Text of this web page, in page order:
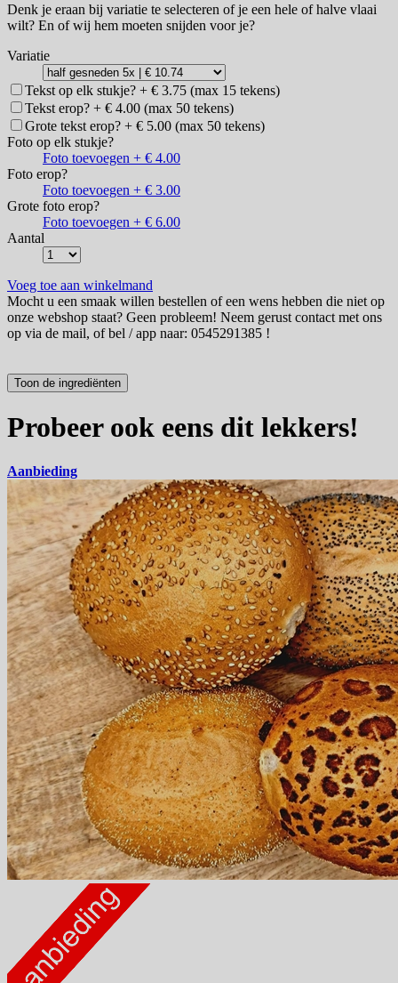
Denk je eraan bij variatie te selecteren of je een hele of halve vlaai
wilt? En of wij hem moeten snijden voor je?
Variatie
Tekst op elk stukje? + € 3.75 (max 15 tekens)
Tekst erop? + € 4.00 (max 50 tekens)
Grote tekst erop? + € 5.00 (max 50 tekens)
Foto op elk stukje?
Foto toevoegen + € 4.00
Foto erop?
Foto toevoegen + € 3.00
Grote foto erop?
Foto toevoegen + € 6.00
Aantal
Voeg toe aan winkelmand
Mocht u een smaak willen bestellen of een wens hebben die niet op
onze webshop staat? Geen probleem! Neem gerust contact met ons
op via de mail, of bel / app naar: 0545291385 !
Probeer ook eens dit lekkers!
Aanbieding